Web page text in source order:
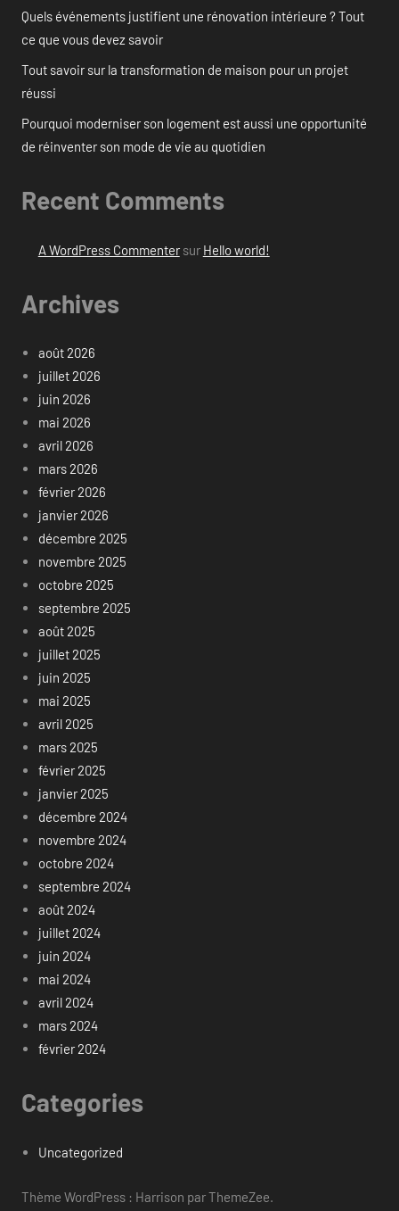
Quels événements justifient une rénovation intérieure ? Tout
ce que vous devez savoir
Tout savoir sur la transformation de maison pour un projet
réussi
Pourquoi moderniser son logement est aussi une opportunité
de réinventer son mode de vie au quotidien
Recent Comments
A WordPress Commentersur Hello world!
Archives
août 2026
juillet 2026
juin 2026
mai 2026
avril 2026
mars 2026
février 2026
janvier 2026
décembre 2025
novembre 2025
octobre 2025
septembre 2025
août 2025
juillet 2025
juin 2025
mai 2025
avril 2025
mars 2025
février 2025
janvier 2025
décembre 2024
novembre 2024
octobre 2024
septembre 2024
août 2024
juillet 2024
juin 2024
mai 2024
avril 2024
mars 2024
février 2024
Categories
Uncategorized
Thème WordPress : Harrison par ThemeZee.